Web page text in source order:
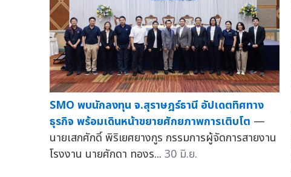
SMO พบนักลงทุน จ.สุราษฎร์ธานี อัปเดตทิศทาง
ธุรกิจ พร้อมเดินหน้าขยายศักยภาพการเติบโต —
นายเสกศักดิ์ พิริเยศยางกูร กรรมการผู้จัดการสายงาน
โรงงาน นายศักดา ทองร... 30 มิ.ย.